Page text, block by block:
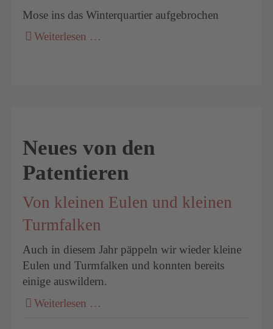
Mose ins das Winterquartier aufgebrochen
Weiterlesen …
Neues von den
Patentieren
Von kleinen Eulen und kleinen
Turmfalken
Auch in diesem Jahr päppeln wir wieder kleine
Eulen und Turmfalken und konnten bereits
einige auswildern.
Weiterlesen …